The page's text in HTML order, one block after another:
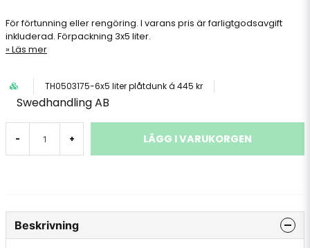
För förtunning eller rengöring. I varans pris är farligtgodsavgift
inkluderad. Förpackning 3x5 liter.
Läs mer
TH0503175-6x5 liter plåtdunk á 445 kr
Swedhandling AB
- + LÄGG I VARUKORGEN
Beskrivning